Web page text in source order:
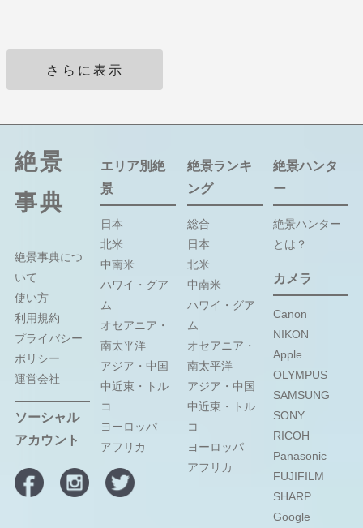
さらに表示
絶景
事典
絶景事典につ
いて
使い方
利用規約
プライバシー
ポリシー
運営会社
ソーシャル
アカウント
エリア別絶
景
日本
北米
中南米
ハワイ・グア
ム
オセアニア・
南太平洋
アジア・中国
中近東・トル
コ
ヨーロッパ
アフリカ
絶景ランキ
ング
総合
日本
北米
中南米
ハワイ・グア
ム
オセアニア・
南太平洋
アジア・中国
中近東・トル
コ
ヨーロッパ
アフリカ
絶景ハンタ
ー
絶景ハンター
とは？
カメラ
Canon
NIKON
Apple
OLYMPUS
SAMSUNG
SONY
RICOH
Panasonic
FUJIFILM
SHARP
Google